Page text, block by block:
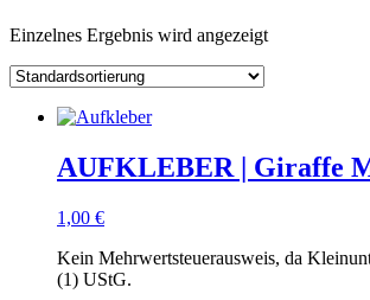
Einzelnes Ergebnis wird angezeigt
AUFKLEBER | Giraffe
1,00 €
Kein Mehrwertsteuerausweis, da
(1) UStG.